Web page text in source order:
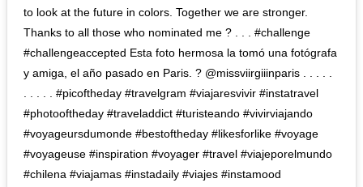
to look at the future in colors. Together we are stronger.
Thanks to all those who nominated me ? . . . #challenge
#challengeaccepted Esta foto hermosa la tomó una fotógrafa
y amiga, el año pasado en Paris. ? @missviirgiiinparis . . . . . ⁣
.⁣ .⁣ .⁣ .⁣ .⁣ #picoftheday #travelgram #viajaresvivir #instatravel
#photooftheday #traveladdict #turisteando #vivirviajando
#voyageursdumonde #bestoftheday #likesforlike #voyage
#voyageuse #inspiration #voyager #travel #viajeporelmundo
#chilena #viajamas #instadaily #viajes #instamood